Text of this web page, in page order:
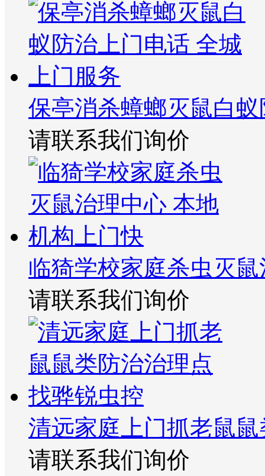
保亭消杀蟑螂灭鼠白
请联系我们询价
临猗学校家庭杀虫灭
请联系我们询价
清远家庭上门抓老鼠
请联系我们询价